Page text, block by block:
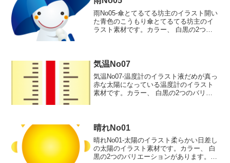
雨No05-傘とてるてる坊主のイラスト開い
た青色のこうもり傘とてるてる坊主のイ
ラスト素材です。カラー、 白黒の2つの
気温No07
気温No07-温度計のイラスト液だめが真っ
赤な太陽になっている温度計のイラスト
素材です。カラー、 白黒の2つのバリエ
晴れNo01
晴れNo01-太陽のイラスト柔らかい日差し
の太陽のイラスト素材です。カラー、 白
黒の2つのバリエーションがあります。柔